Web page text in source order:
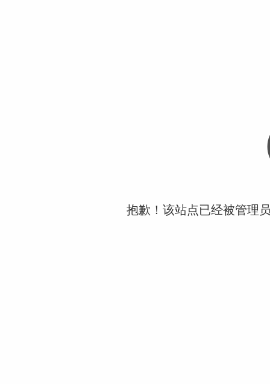
抱歉！该站点已经被管理